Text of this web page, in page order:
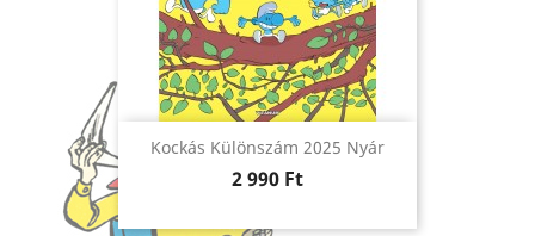
Kockás Különszám 2025 Nyár
Ár
2 990 Ft